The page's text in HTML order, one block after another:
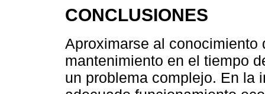
CONCLUSIONES
Aproximarse al
mantenimiento en el tiempo
un problema complejo. En la